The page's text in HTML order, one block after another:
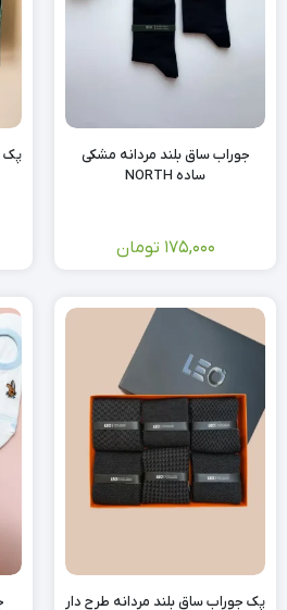
جوراب ساق بلند مردانه مشکی
ساده NORTH
175,000 تومان
پک
پک جوراب ساق بلند مردانه طرح دار